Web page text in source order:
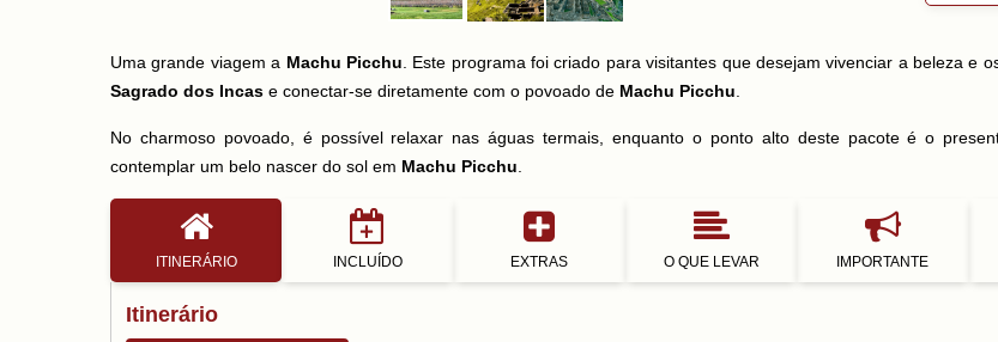
Uma grande viagem a Machu Picchu . Este programa foi criado para visitantes que desejam vivenciar a beleza e
Sagrado dos Incas e conectar-se diretamente com o povoado de Machu Picchu
No charmoso povoado, é possível relaxar nas águas termais, enquanto o ponto alto deste pacote é o
contemplar um belo nascer do sol em Machu Picchu
ITINERÁRIO INCLUÍDO EXTRAS O QUE LEVAR IMPORTANTE
Itinerário